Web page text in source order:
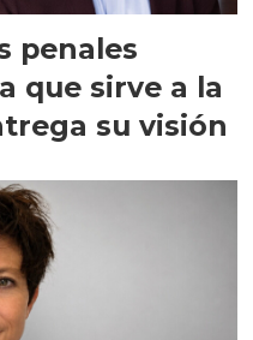
penales
que sirve a la
su visión